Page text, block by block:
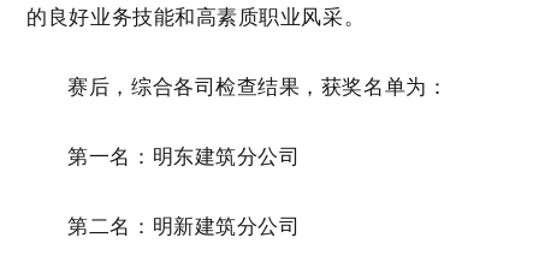
的良好业务技能和高素质职业风采。
赛后，综合各司检查结果，获奖名单为：
第一名：明东建筑分公司
第二名：明新建筑分公司